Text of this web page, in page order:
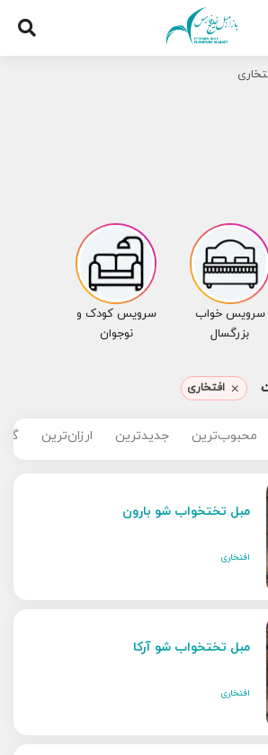
سرویس خواب
بزرگسال
سرویس کودک و
نوجوان
افتخاری
محبوب‌ترین جدیدترین ارزان‌ترین
مبل تختخواب شو بارون
افتخاری
مبل تختخواب شو آرکا
افتخاری